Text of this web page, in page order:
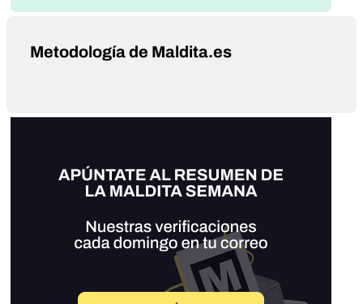
Metodología de Maldita.es